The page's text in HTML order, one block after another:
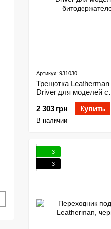
Артикул: 931030
Трещотка Leatherman
Driver для моделей с
битодержателем
2 303 грн
Купить
В наличии
3
3